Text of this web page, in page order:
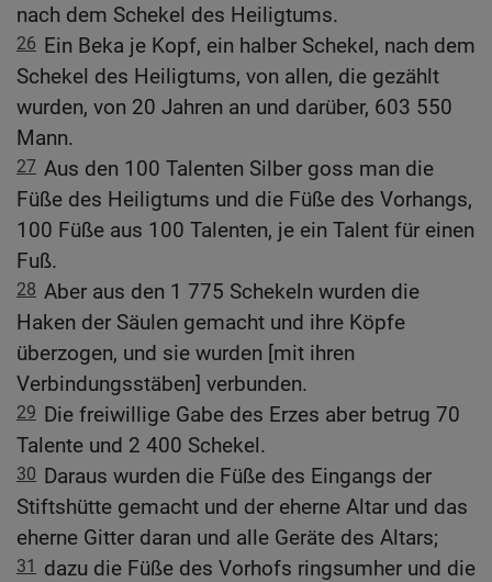
nach dem Schekel des Heiligtums.
26 Ein Beka je Kopf, ein halber Schekel, nach dem
Schekel des Heiligtums, von allen, die gezählt
wurden, von 20 Jahren an und darüber, 603 550
Mann.
27 Aus den 100 Talenten Silber goss man die
Füße des Heiligtums und die Füße des Vorhangs,
100 Füße aus 100 Talenten, je ein Talent für einen
Fuß.
28 Aber aus den 1 775 Schekeln wurden die
Haken der Säulen gemacht und ihre Köpfe
überzogen, und sie wurden [mit ihren
Verbindungsstäben] verbunden.
29 Die freiwillige Gabe des Erzes aber betrug 70
Talente und 2 400 Schekel.
30 Daraus wurden die Füße des Eingangs der
Stiftshütte gemacht und der eherne Altar und das
eherne Gitter daran und alle Geräte des Altars;
31 dazu die Füße des Vorhofs ringsumher und die